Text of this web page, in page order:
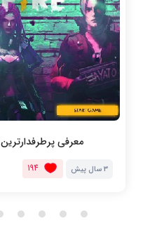
معرفی
3 سال پیش 194